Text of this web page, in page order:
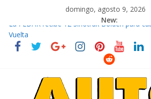
domingo, agosto 9, 2026
New:
La FEDAK recibe 12 Sinotruk Bolden para
Vuelta
El costo de tener un vehículo gana
¿Qué puede pasar con tu vehículo si